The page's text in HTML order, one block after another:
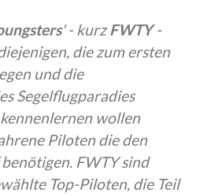
' - kurzFWTY-
die zum ersten
und die
Segelflugparadies
wollen
Piloten die den
FWTY sind
Top-Piloten, die Teil